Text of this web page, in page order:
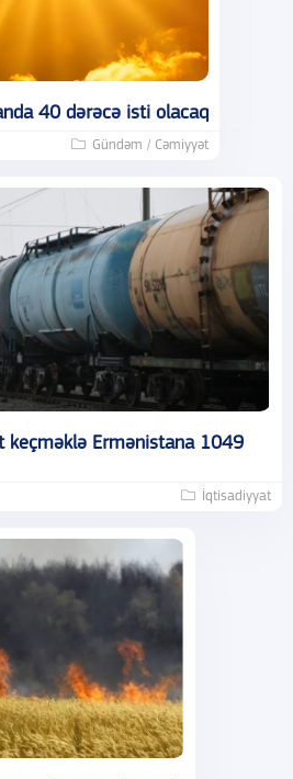
40 dərəcə isti olacaq
Gündəm / Cəmiyyət
keçməklə Ermənistana 1049
İqtisadiyyat